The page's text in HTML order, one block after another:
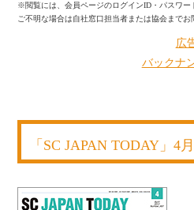
※閲覧には、会員ページのログインID・パスワー
ご不明な場合は自社窓口担当者または協会までお
広
バックナ
「SC JAPAN TODAY」4